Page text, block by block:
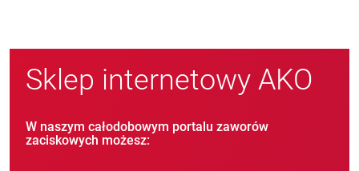
Sklep internetowy AKO
W naszym całodobowym portalu zaworów
zaciskowych możesz: